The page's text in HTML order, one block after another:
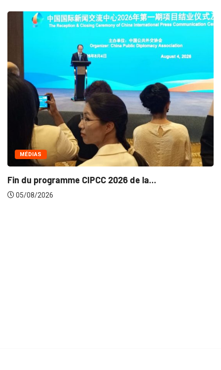
MÉDIAS
Fin du programme CIPCC 2026 de la...
05/08/2026